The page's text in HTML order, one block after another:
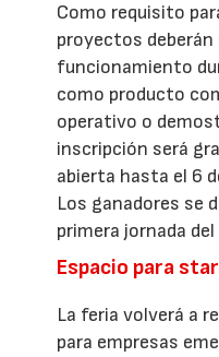
Como requisito
proyectos
funcionamiento
como producto
operativo o
inscripción será
abierta hasta el 6
Los ganadores se
primera jornada
Espacio para
La feria volverá a
para empresas